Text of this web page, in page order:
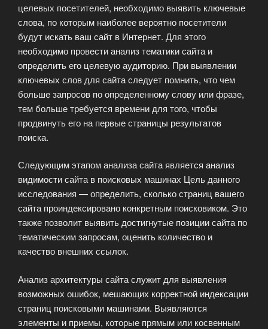
целевых посетителей, необходимо выявить ключевые
слова, по которым наиболее вероятно посетители
будут искать ваш сайт в Интернет. Для этого
необходимо провести анализ тематики сайта и
определить его целевую аудиторию. При выявлении
ключевых слов для сайта следует помнить, что чем
больше запросов по определенному слову или фразе,
тем больше требуется времени для того, чтобы
продвинуть его на первые страницы результатов
поиска.
Следующим этапом анализа сайта является анализ
видимости сайта в поисковых машинах Цель данного
исследования — определить, сколько страниц вашего
сайта проиндексировано конкретным поисковиком. Это
также позволит выявить достигнутые позиции сайта по
тематическим запросам, оценить количество и
качество внешних ссылок.
Анализ архитектуры сайта служит для выявления
возможных ошибок, мешающих корректной индексации
страниц поисковыми машинами. Выявляются
элементы и приемы, которые прямым или косвенным